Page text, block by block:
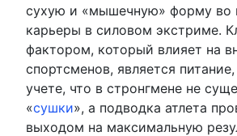
сухую и «мышечную» форму во
карьеры в силовом экстриме.
фактором, который влияет на
спортсменов, является
учете, что в стронгмене не
«сушки», а подводка атлета
выходом на максимальную